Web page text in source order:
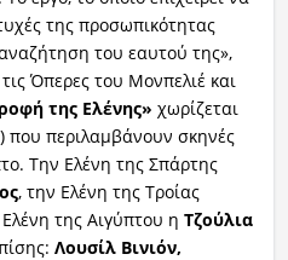
της προσωπικότητας
του εαυτού της»,
Όπερες του Μονπελιέ και
της Ελένης» χωρίζεται
που περιλαμβάνουν σκηνές
Την Ελένη της Σπάρτης
, την Ελένη της Τροίας
της Αιγύπτου η Τζούλια
Λουσίλ Βινιόν,